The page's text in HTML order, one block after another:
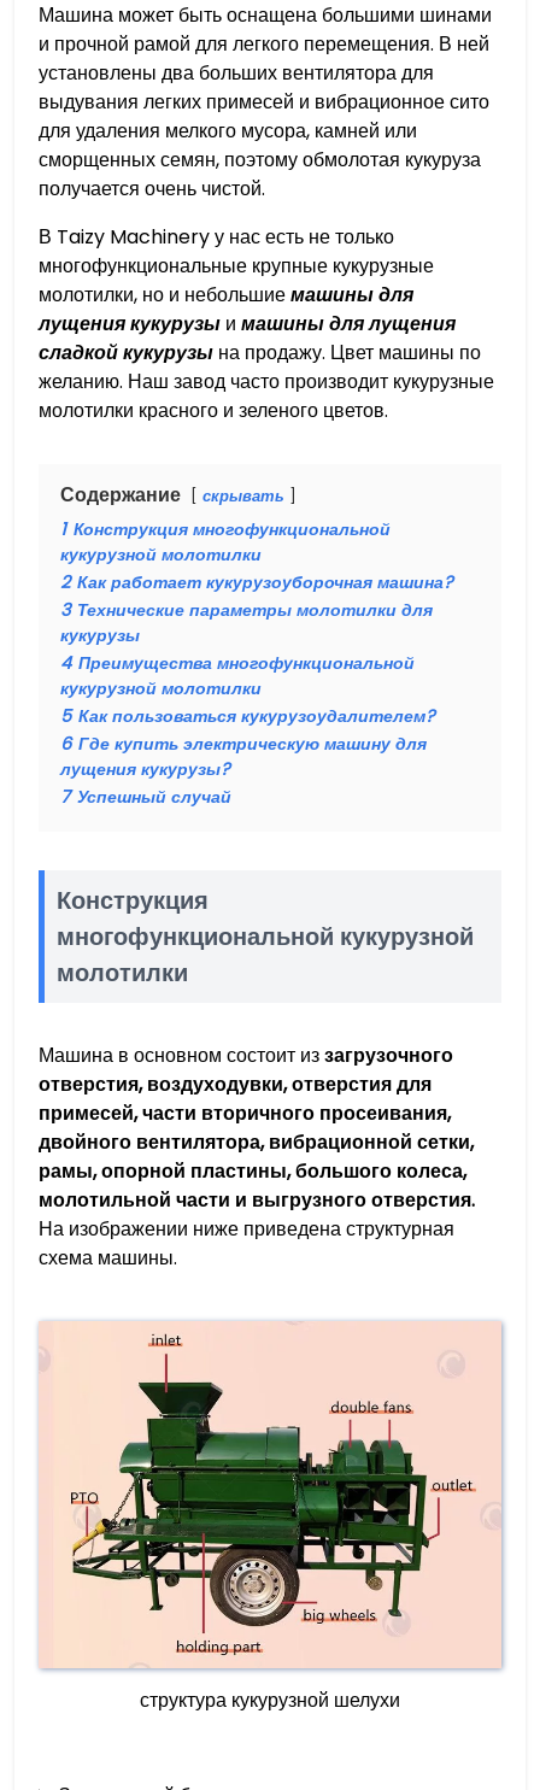
Машина может быть оснащена большими шинами
и прочной рамой для легкого перемещения. В ней
установлены два больших вентилятора для
выдувания легких примесей и вибрационное сито
для удаления мелкого мусора, камней или
сморщенных семян, поэтому обмолотая кукуруза
получается очень чистой.
В Taizy Machinery у нас есть не только
многофункциональные крупные кукурузные
молотилки, но и небольшиемашины для
лущения кукурузы и машины для лущения
сладкой кукурузы на продажу. Цвет машины по
желанию. Наш завод часто производит кукурузные
молотилки красного и зеленого цветов.
Содержание скрывать
1 Конструкция многофункциональной
кукурузной молотилки
2 Как работает кукурузоуборочная машина?
3 Технические параметры молотилки для
кукурузы
4 Преимущества многофункциональной
кукурузной молотилки
5 Как пользоваться кукурузоудалителем?
6 Где купить электрическую машину для
лущения кукурузы?
7 Успешный случай
Конструкция
многофункциональной кукурузной
молотилки
Машина в основном состоит иззагрузочного
отверстия, воздуходувки, отверстия для
примесей, части вторичного просеивания,
двойного вентилятора, вибрационной сетки,
рамы, опорной пластины, большого колеса,
молотильной части и выгрузного отверстия.
На изображении ниже приведена структурная
схема машины.
структура кукурузной шелухи